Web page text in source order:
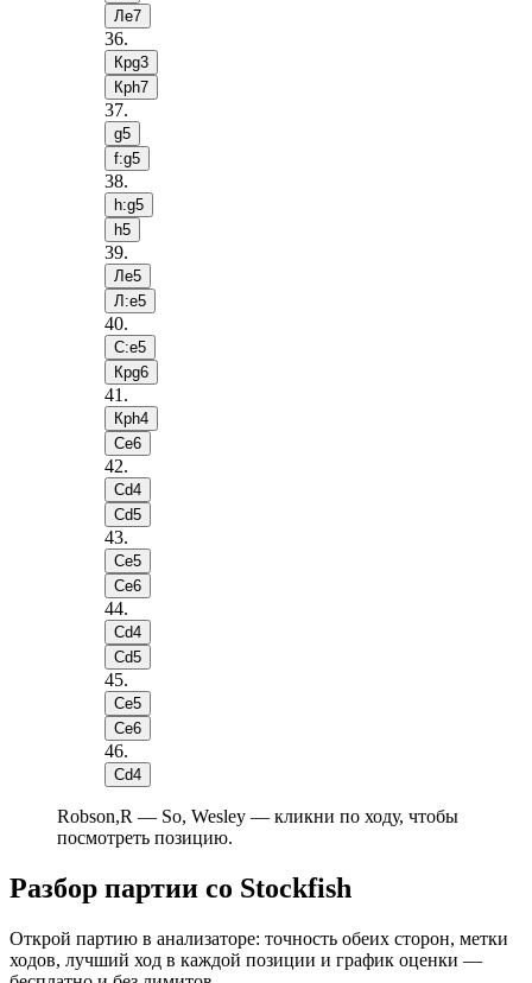
Лe7
36.
Крg3
Крh7
37.
g5
f:g5
38.
h:g5
h5
39.
Лe5
Л:e5
40.
С:e5
Крg6
41 .
Крh4
Сe6
42.
Сd4
Сd5
43.
Сe5
Сe6
44.
Сd4
Сd5
45.
Сe5
Сe6
46.
Сd4
Robson,R — So, Wesley — кликни по ходу, чтобы
посмотреть позицию.
Разбор партии со Stockfish
Открой партию в анализаторе: точность обеих сторон, метки
ходов, лучший ход в каждой позиции и график оценки —